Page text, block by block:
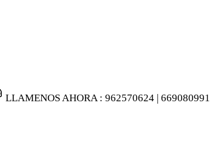
LLAMENOS AHORA : 962570624 | 669080991